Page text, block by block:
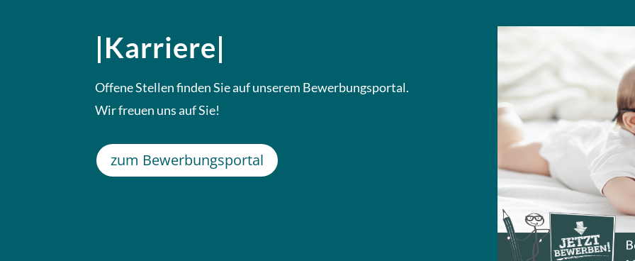
|Karriere|
Offene Stellen finden Sie auf unserem Bewerbungsportal.
Wir freuen uns auf Sie!
zum Bewerbungsportal